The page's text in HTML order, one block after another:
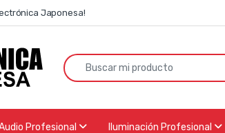
Japonesa!
Search for:
Profesional Iluminación Profesional